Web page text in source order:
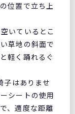
位置で立ち上
いているとこ
草地の斜面で
軽く踊れるぐ
子はありませ
シートの使用
、適度な距離